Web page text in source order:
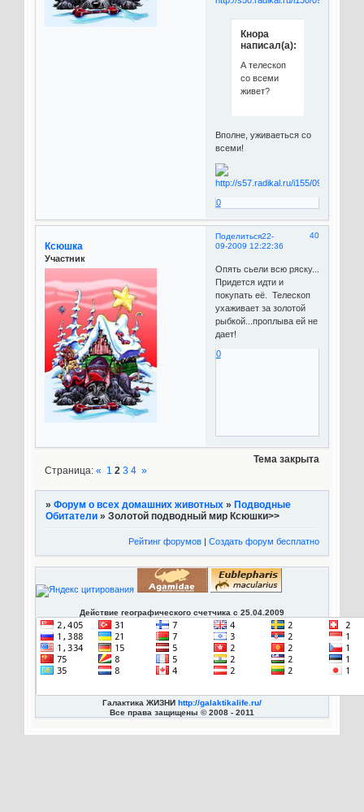
Кнора
написал(а):
А телескоп
со всеми
живет?
Вполне, уживаеться со
всеми!
0
Поделиться 40
22-
09-2009 12:22:36
Ксюшка
Участник
Опять сьели всю ряску...
Придется идти и
покупать её. Телескоп
ухаживает за золотой
рыбкой...проплыва ей не
дает!
0
Тема закрыта
Страница: « 1 2 3 4 »
» Форум о всех домашних животных » Подводные
Обитатели » Золотой подводный мир Ксюшки>>
Рейтинг форумов |Создать форум бесплатно
Действие географического счетчика с 25.04.2009
Галактика ЖИЗНИ http://galaktikalife.ru/
Все права защищены © 2008 - 2011